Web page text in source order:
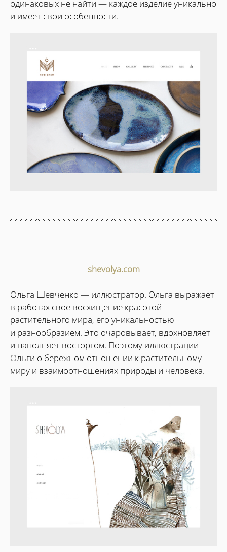
одинаковых не найти — каждое изделие уникально
и имеет свои особенности.
shevolya.com
Ольга Шевченко — иллюстратор. Ольга выражает
в работах свое восхищение красотой
растительного мира, его уникальностью
и разнообразием. Это очаровывает, вдохновляет
и наполняет восторгом. Поэтому иллюстрации
Ольги о бережном отношении к растительному
миру и взаимоотношениях природы и человека.